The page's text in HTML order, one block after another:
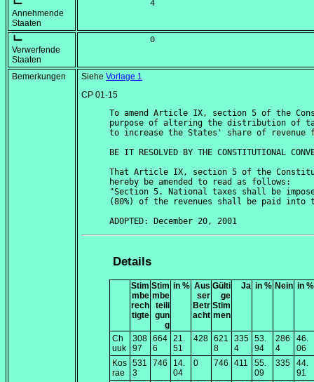
┗━
Annehmende
Staaten
              4
┗━
Verwerfende
Staaten
              0
Bemerkungen Siehe Vorlage 1
CP 01-15
To amend Article IX, section 5 of the
purpose of altering the distribution of tax
to increase the States' share of revenue
BE IT RESOLVED BY THE CONSTITUTIONAL
That Article IX, section 5 of the
hereby be amended to read as follows:
"Section 5. National taxes shall be
(80%) of the revenues shall be paid
Details
Stim
mbe
rech
tigte
Stim
mbe
teili
gun
g
in % Aus
ser
Betr
acht
Gülti
ge
Stim
men
Ja in % Nein in %
Ch
uuk
308
97
664
6
21.
51
428 621
8
335
4
53.
94
286
4
46.
06
Kos
rae
531
3
746
14.
04
0 746 411
55.
09
335
44.
91